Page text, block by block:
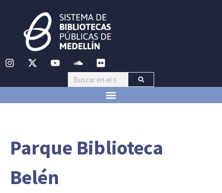
Parque Biblioteca
Belén